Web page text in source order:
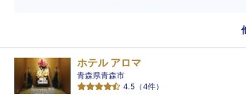
ホテル アロマ
青森県青森市
4.5 （4件）